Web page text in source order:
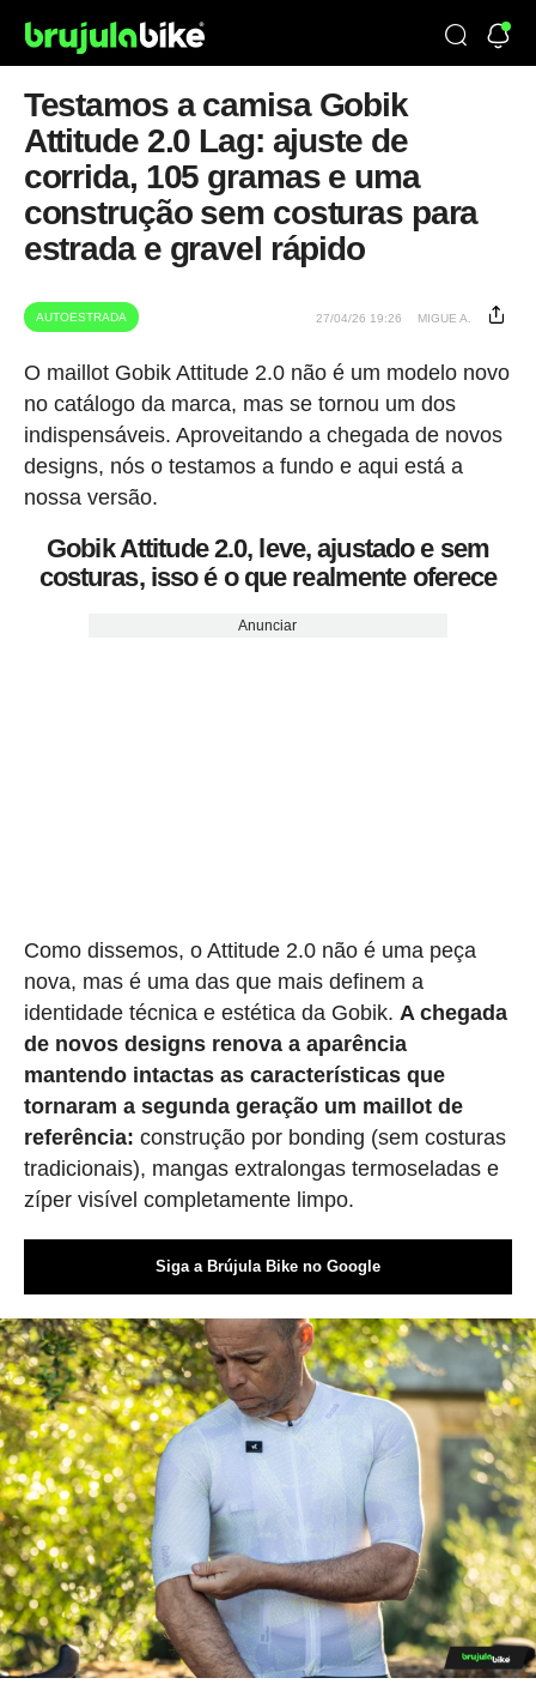
Testamos a camisa Gobik
Attitude 2.0 Lag: ajuste de
corrida, 105 gramas e uma
construção sem costuras para
estrada e gravel rápido
AUTOESTRADA 27/04/26 19:26 MIGUE A.
O maillot Gobik Attitude 2.0 não é um modelo novo
no catálogo da marca, mas se tornou um dos
indispensáveis. Aproveitando a chegada de novos
designs, nós o testamos a fundo e aqui está a
nossa versão.
Gobik Attitude 2.0, leve, ajustado e sem
costuras, isso é o que realmente oferece
Anunciar
Como dissemos, o Attitude 2.0 não é uma peça
nova, mas é uma das que mais definem a
identidade técnica e estética da Gobik. A chegada
de novos designs renova a aparência
mantendo intactas as características que
tornaram a segunda geração um maillot de
referência: construção por bonding (sem costuras
tradicionais), mangas extralongas termoseladas e
zíper visível completamente limpo.
Siga a Brújula Bike no Google